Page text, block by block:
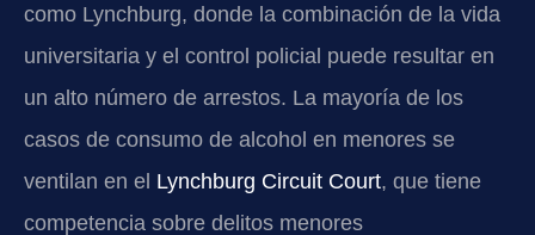
como Lynchburg, donde la combinación de la vida
universitaria y el control policial puede resultar en
un alto número de arrestos. La mayoría de los
casos de consumo de alcohol en menores se
ventilan en el Lynchburg Circuit Court, que tiene
competencia sobre delitos menores